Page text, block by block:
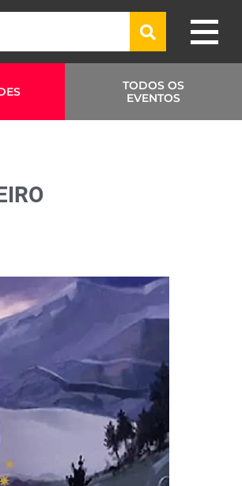
TODOS OS
EVENTOS